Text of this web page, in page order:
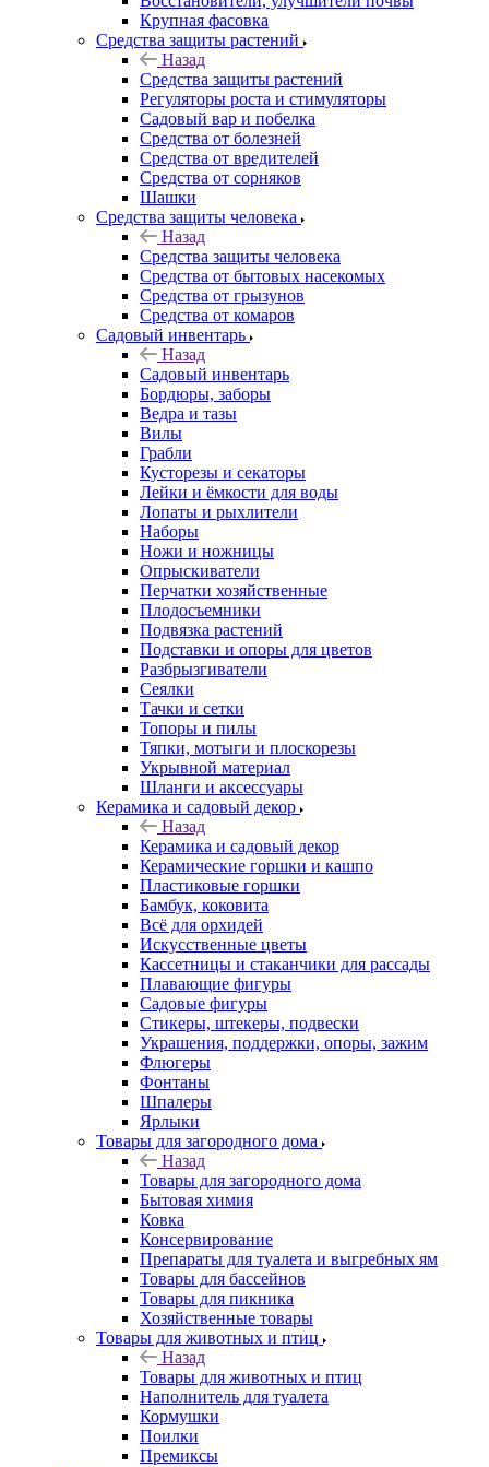
Крупная фасовка
Средства защиты растений
Назад
Средства защиты растений
Регуляторы роста и стимуляторы
Садовый вар и побелка
Средства от болезней
Средства от вредителей
Средства от сорняков
Шашки
Средства защиты человека
Назад
Средства защиты человека
Средства от бытовых насекомых
Средства от грызунов
Средства от комаров
Садовый инвентарь
Назад
Садовый инвентарь
Бордюры, заборы
Ведра и тазы
Вилы
Грабли
Кусторезы и секаторы
Лейки и ёмкости для воды
Лопаты и рыхлители
Наборы
Ножи и ножницы
Опрыскиватели
Перчатки хозяйственные
Плодосъемники
Подвязка растений
Подставки и опоры для цветов
Разбрызгиватели
Сеялки
Тачки и сетки
Топоры и пилы
Тяпки, мотыги и плоскорезы
Укрывной материал
Шланги и аксессуары
Керамика и садовый декор
Назад
Керамика и садовый декор
Керамические горшки и кашпо
Пластиковые горшки
Бамбук, коковита
Всё для орхидей
Искусственные цветы
Кассетницы и стаканчики для рассады
Плавающие фигуры
Садовые фигуры
Стикеры, штекеры, подвески
Украшения, поддержки, опоры, зажим
Флюгеры
Фонтаны
Шпалеры
Ярлыки
Товары для загородного дома
Назад
Товары для загородного дома
Бытовая химия
Ковка
Консервирование
Препараты для туалета и выгребных ям
Товары для бассейнов
Товары для пикника
Хозяйственные товары
Товары для животных и птиц
Назад
Товары для животных и птиц
Наполнитель для туалета
Кормушки
Поилки
Премиксы